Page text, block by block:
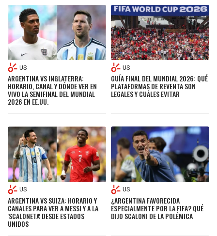
LIGA DE EXPANSIÓN MX
LEAGUES CUP
UEFA EUROPA LEAGUE
UEFA CONFERENCE LEAGUE
MLS
COPA LIBERTADORES
COPA SUDAMERICANA
LIGA BETPLAY
OTRAS LIGAS
CHIEFS
RAIDERS
RAVENS
BROWNS
STEELERS
TEXANS
COLTS
BULLS
CAVALIERS
PACERS
HAWKS
HORNETS
HEAT
MAGIC
US
ARGENTINA VS INGLATERRA:
HORARIO, CANAL Y DÓNDE VER EN
VIVO LA SEMIFINAL DEL MUNDIAL
2026 EN EE.UU.
US
GUÍA FINAL DEL MUNDIAL 2026: QUÉ
PLATAFORMAS DE REVENTA SON
LEGALES Y CUÁLES EVITAR
US
ARGENTINA VS SUIZA: HORARIO Y
CANALES PARA VER A MESSI Y A LA
'SCALONETA' DESDE ESTADOS
UNIDOS
US
¿ARGENTINA FAVORECIDA
ESPECIALMENTE POR LA FIFA? QUÉ
DIJO SCALONI DE LA POLÉMICA